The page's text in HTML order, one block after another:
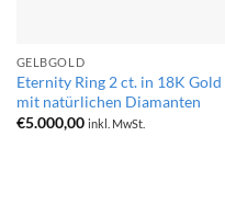
GELBGOLD
Eternity Ring 2 ct. in 18K Gold
mit natürlichen Diamanten
€5.000,00 inkl. MwSt.